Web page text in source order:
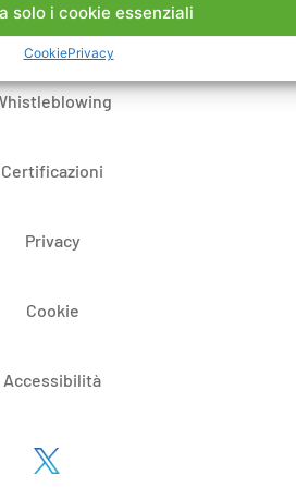
solo i cookie essenziali
CookiePrivacy
di gara e contratti
Certificazioni
Privacy
Cookie
Accessibilità